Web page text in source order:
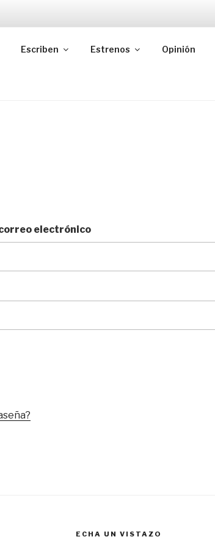
Escriben Estrenos Opinión
electrónico
ECHA UN VISTAZO